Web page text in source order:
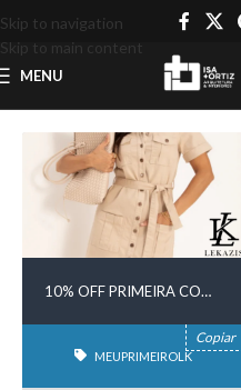
Skip to navigation
Skip to main content
MENU
10% OFF PRIMEIRA COMPRA
MEUPRIMEIROLK
Copiar